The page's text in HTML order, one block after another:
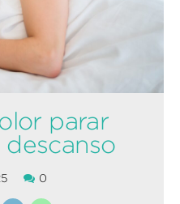
0
parar